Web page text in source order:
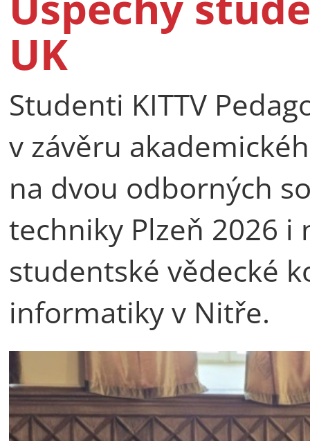
UK
Studenti KITTV
v závěru
na dvou odborných
techniky Plzeň 2026 i
studentské vědecké
informatiky v Nitře.